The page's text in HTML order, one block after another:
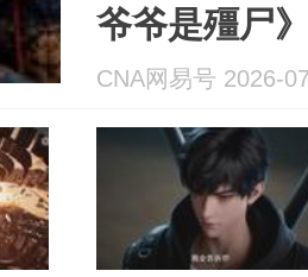
爷爷是殭尸
CNA网易号 2026-